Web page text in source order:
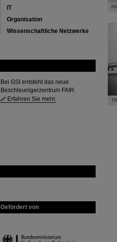
IT
Organisation
Wissenschaftliche Netzwerke
Bei GSI entsteht das neue
Beschleunigerzentrum FAIR.
Erfahren Sie mehr.
Gefördert von